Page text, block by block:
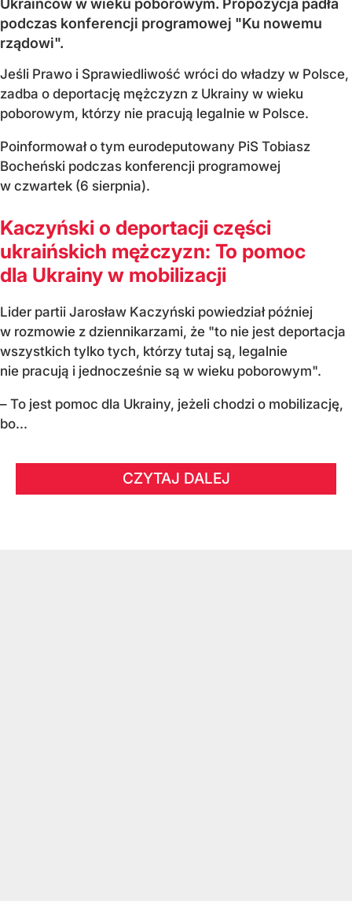
Ukraińców w wieku poborowym. Propozycja padła
podczas konferencji programowej "Ku nowemu
rządowi".
Jeśli Prawo i Sprawiedliwość wróci do władzy w Polsce,
zadba o deportację mężczyzn z Ukrainy w wieku
poborowym, którzy nie pracują legalnie w Polsce.
Poinformował o tym eurodeputowany PiS Tobiasz
Bocheński podczas konferencji programowej
w czwartek (6 sierpnia).
Kaczyński o deportacji części
ukraińskich mężczyzn: To pomoc
dla Ukrainy w mobilizacji
Lider partii Jarosław Kaczyński powiedział później
w rozmowie z dziennikarzami, że "to nie jest deportacja
wszystkich tylko tych, którzy tutaj są, legalnie
nie pracują i jednocześnie są w wieku poborowym".
– To jest pomoc dla Ukrainy, jeżeli chodzi o mobilizację,
bo...
CZYTAJ DALEJ